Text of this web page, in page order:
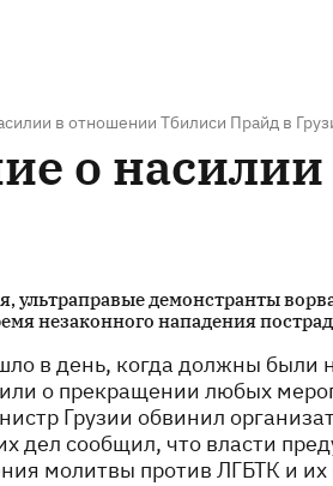
в отношении Тбилиси Прайд в
о
ультраправые демонстранты
незаконного нападения
в день, когда должны были
о прекращении любых
Грузии обвинил
дел сообщил, что власти
молитвы против ЛГБТК и